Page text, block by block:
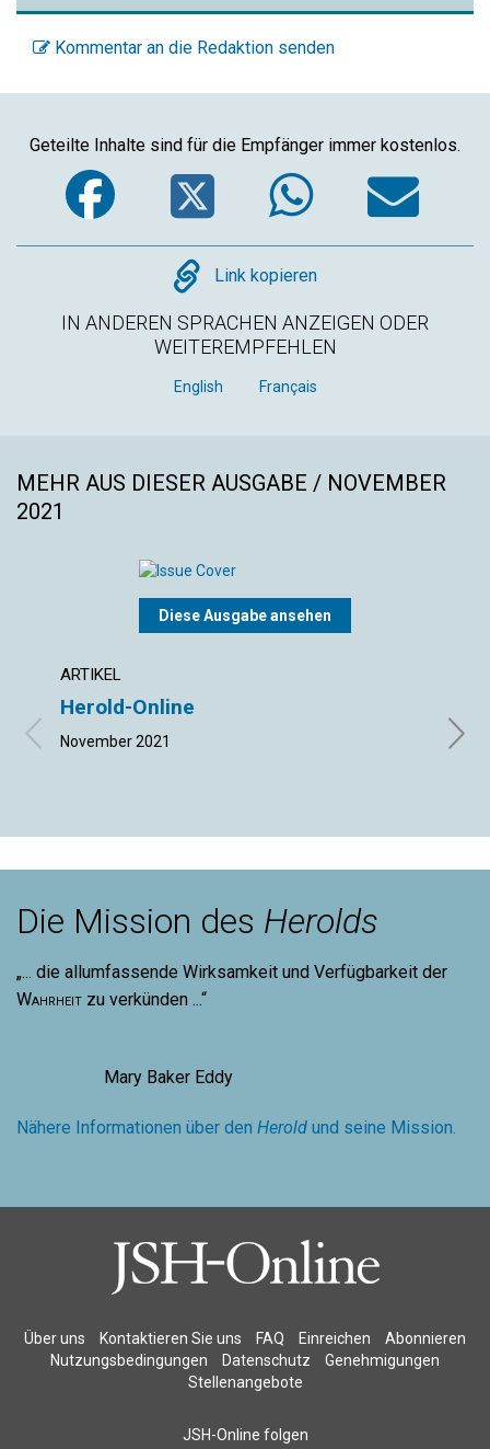
Kommentar an die Redaktion senden
Geteilte Inhalte sind für die Empfänger immer kostenlos.
Facebook
Twitter
Copy
Link kopieren
IN ANDEREN SPRACHEN ANZEIGEN ODER
WEITEREMPFEHLEN
English Français
MEHR AUS DIESER AUSGABE / NOVEMBER
2021
Diese Ausgabe ansehen
ARTIKEL
Herold-Online
November 2021
Die Mission des Herolds
„... die allumfassende Wirksamkeit und Verfügbarkeit der
Wahrheit zu verkünden ...“
Mary Baker Eddy
Nähere Informationen über den Herold und seine Mission.
Über uns Kontaktieren Sie uns FAQ Einreichen
Abonnieren
Nutzungsbedingungen
Datenschutz
Genehmigungen
Stellenangebote
JSH-Online folgen